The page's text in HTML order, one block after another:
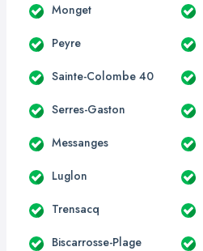
Monget
Peyre
Sainte-Colombe 40
Serres-Gaston
Messanges
Luglon
Trensacq
Biscarrosse-Plage